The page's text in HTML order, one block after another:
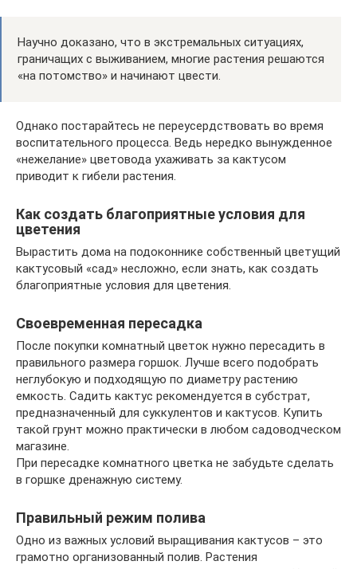
Научно доказано, что в экстремальных ситуациях,
граничащих с выживанием, многие растения решаются
«на потомство» и начинают цвести.
Однако постарайтесь не переусердствовать во время
воспитательного процесса. Ведь нередко вынужденное
«нежелание» цветовода ухаживать за кактусом
приводит к гибели растения.
Как создать благоприятные условия для
цветения
Вырастить дома на подоконнике собственный цветущий
кактусовый «сад» несложно, если знать, как создать
благоприятные условия для цветения.
Своевременная пересадка
После покупки комнатный цветок нужно пересадить в
правильного размера горшок. Лучше всего подобрать
неглубокую и подходящую по диаметру растению
емкость. Садить кактус рекомендуется в субстрат,
предназначенный для суккулентов и кактусов. Купить
такой грунт можно практически в любом садоводческом
магазине.
При пересадке комнатного цветка не забудьте сделать
в горшке дренажную систему.
Правильный режим полива
Одно из важных условий выращивания кактусов – это
грамотно организованный полив. Растения